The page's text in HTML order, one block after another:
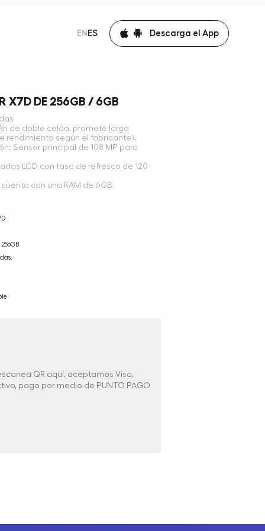
EN ES Descarga el App
X7D DE 256GB / 6GB
de doble celda, promete larga
rendimiento según el fabricante).
Sensor principal de 108 MP para
LCD con tasa de refresco de 120
con una RAM de 6GB
256GB
QR aquí, aceptamos Visa,
pago por medio de PUNTO PAGO